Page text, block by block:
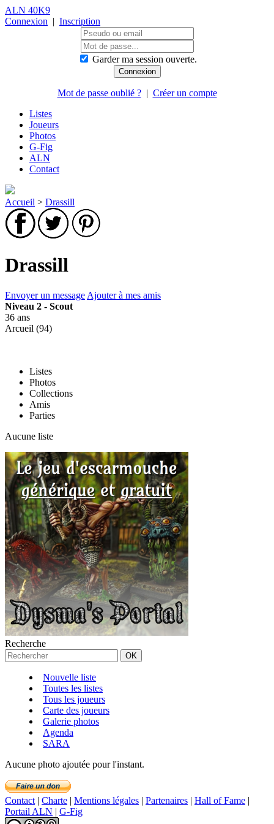
ALN 40K9
Connexion | Inscription
Garder ma session ouverte.
Mot de passe oublié ?| Créer un compte
Listes
Joueurs
Photos
G-Fig
ALN
Contact
Accueil > Drassill
Drassill
Envoyer un message Ajouter à mes amis
Niveau 2 - Scout
36 ans
Arcueil (94)
Listes
Photos
Collections
Amis
Parties
Aucune liste
Recherche
Nouvelle liste
Toutes les listes
Tous les joueurs
Carte des joueurs
Galerie photos
Agenda
SARA
Aucune photo ajoutée pour l'instant.
Contact | Charte | Mentions légales | Partenaires | Hall of Fame |
Portail ALN | G-Fig